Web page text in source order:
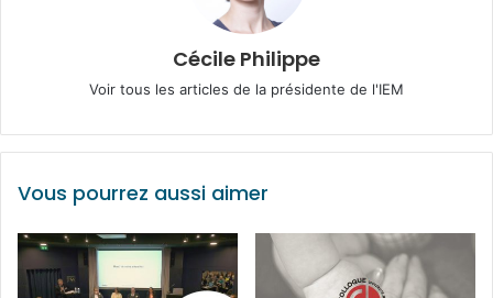
Cécile Philippe
Voir tous les articles de la présidente de l'IEM
Vous pourrez aussi aimer